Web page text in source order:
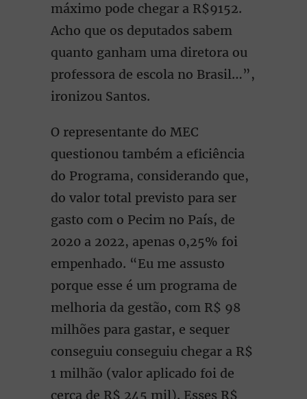
máximo pode chegar a R$9152.
Acho que os deputados sabem
quanto ganham uma diretora ou
professora de escola no Brasil…”,
ironizou Santos.
O representante do MEC
questionou também a eficiência
do Programa, considerando que,
do valor total previsto para ser
gasto com o Pecim no País, de
2020 a 2022, apenas 0,25% foi
empenhado. “Eu me assusto
porque esse é um programa de
melhoria da gestão, com R$ 98
milhões para gastar, e sequer
conseguiu conseguiu chegar a R$
1 milhão (valor aplicado foi de
cerca de R$ 245 mil). Esses R$